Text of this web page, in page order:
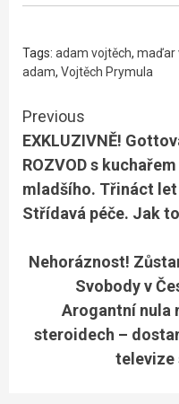
Tags: adam vojtěch, maďar
adam, Vojtěch Prymula
Continue
Reading
Previous
EXKLUZIVNĚ!
ROZVOD s
mladšího. Třináct
Střídavá péče. Jak
Nehoráznost!
Svobody v
Arogantní nula
steroidech –
televize